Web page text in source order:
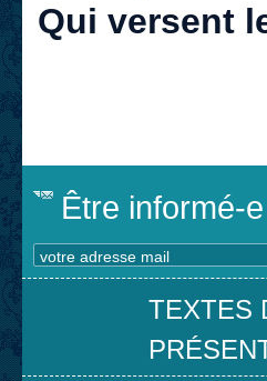
Qui versent
Être informé-
TEXTES